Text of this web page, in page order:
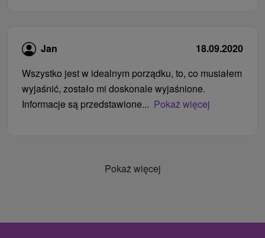
Jan
18.09.2020
Wszystko jest w idealnym porządku, to, co musiałem
wyjaśnić, zostało mi doskonale wyjaśnione.
Informacje są przedstawione... Pokaż więcej
Pokaż więcej